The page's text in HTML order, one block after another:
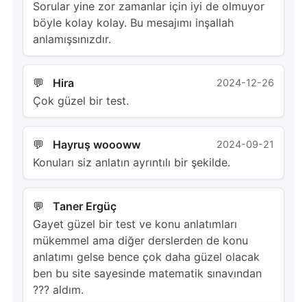
Sorular yine zor zamanlar için iyi de olmuyor
böyle kolay kolay. Bu mesajımı inşallah
anlamışsınızdır.
Hira 2024-12-26
Çok güzel bir test.
Hayruş woooww 2024-09-21
Konuları siz anlatın ayrıntılı bir şekilde.
Taner Ergüç
Gayet güzel bir test ve konu anlatımları
mükemmel ama diğer derslerden de konu
anlatımı gelse bence çok daha güzel olacak
ben bu site sayesinde matematik sınavından
??? aldım.